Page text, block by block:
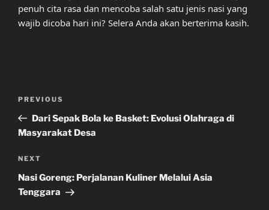
penuh cita rasa dan mencoba salah satu jenis nasi yang
wajib dicoba hari ini? Selera Anda akan berterima kasih.
Previous
Post
PREVIOUS
Dari Sepak Bola ke Basket: Evolusi Olahraga di
Masyarakat Desa
Next
Post
NEXT
Nasi Goreng: Perjalanan Kuliner Melalui Asia
Tenggara